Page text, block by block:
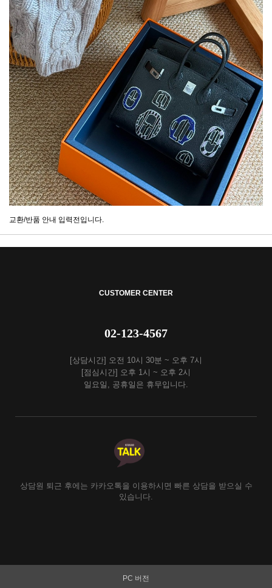
교환/반품 안내 입력전입니다.
CUSTOMER CENTER
02-123-4567
[상담시간] 오전 10시 30분 ~ 오후 7시
[점심시간] 오후 1시 ~ 오후 2시
일요일, 공휴일은 휴무입니다.
상담원 퇴근 후에는 카카오톡을 이용하시면 빠른 상담을 받으실 수
있습니다.
PC 버전